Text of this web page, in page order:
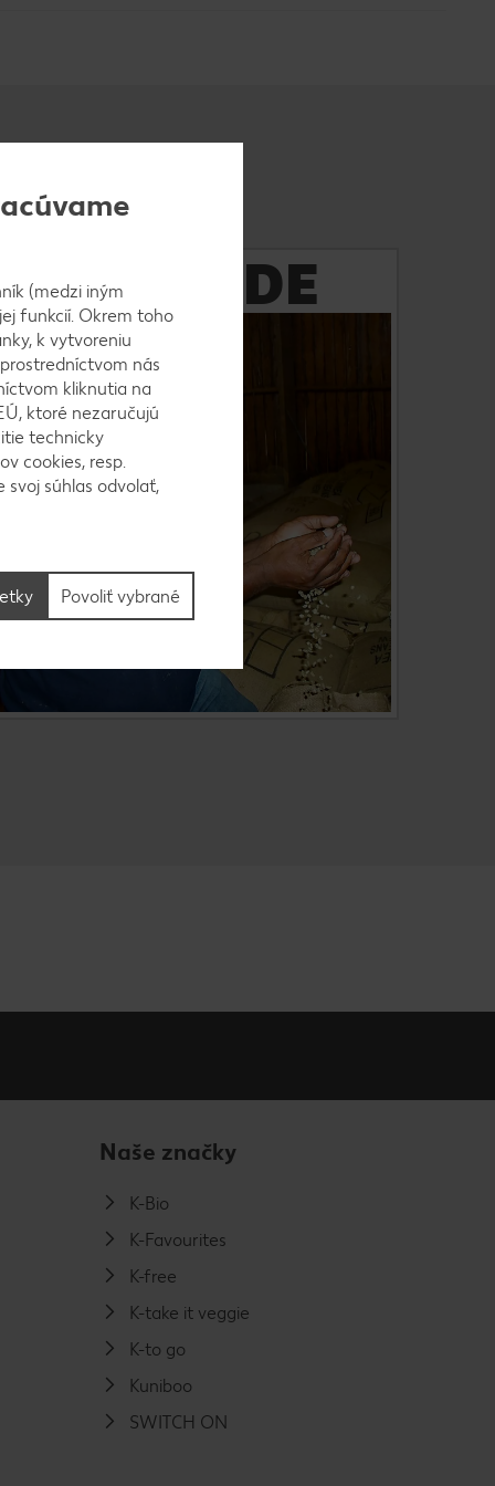
Medzi priority našej obchodnej filozofie patrí
férovosť. Dôkazom sú aj výrobky v našom
sortimente s pečaťou „Fairtrade“. Podporujeme
tak férové pracovné a obchodné podmienky v
Afrike, Ázii a Latinskej Amerike. Aj s vašou
pomocou môže byť svet o kúsok férovejší.
Naše značky
K-Bio
K-Favourites
K-free
K-take it veggie
K-to go
Kuniboo
SWITCH ON
(medzi iným
funkcií. Okrem toho
k vytvoreniu
nás
kliknutia na
ktoré nezaručujú
technicky
cookies, resp.
svoj súhlas odvolať,
Povoliť vybrané